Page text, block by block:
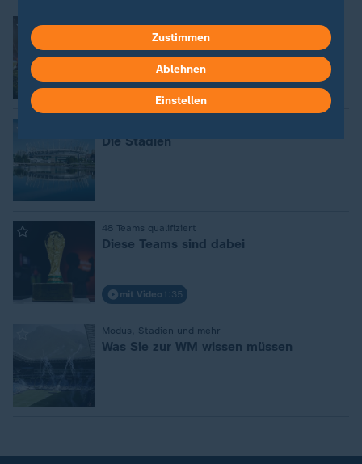
Die Partien auf einen Blick
Der Spielplan
Die Stadien
48 Teams qualifiziert
Diese Teams sind dabei
mit Video 1:35
Modus, Stadien und mehr
Was Sie zur WM wissen müssen
Zustimmen
Ablehnen
Einstellen